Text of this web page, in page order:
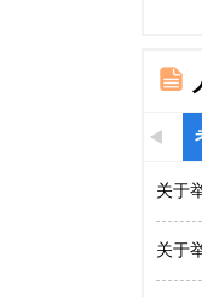
关于
关于